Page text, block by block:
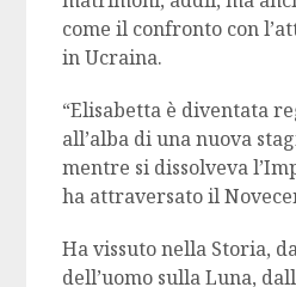
come il confronto con
in Ucraina.
“Elisabetta è diventata
all’alba di una nuova
mentre si dissolveva
ha attraversato il
Ha vissuto nella Storia,
dell’uomo sulla Luna,